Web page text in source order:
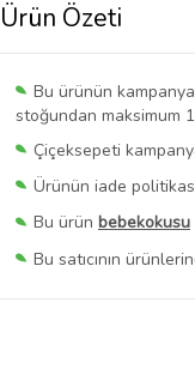
Ürün Özeti
Bu ürünün
stoğundan maksimum
Çiçeksepeti
Ürünün iade
Bu ürün bebekokusu
Bu satıcının
Bu SatıcınınTüm